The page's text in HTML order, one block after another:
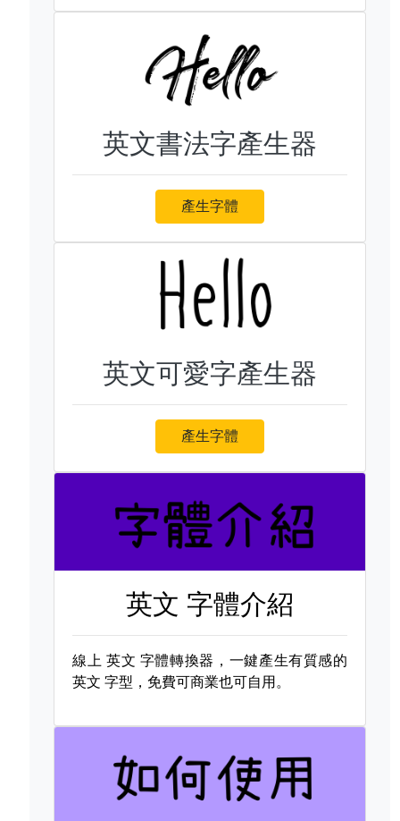
英文書法字產生器
產生字體
英文可愛字產生器
產生字體
英文 字體介紹
線上 英文 字體轉換器，一鍵產生有質感的
英文 字型，免費可商業也可自用。